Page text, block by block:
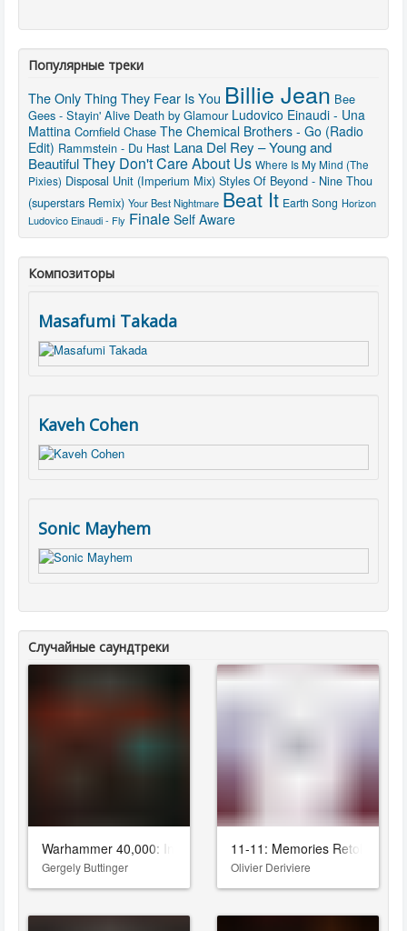
Популярные треки
The Only Thing They Fear Is You Billie Jean Bee
Gees - Stayin' Alive Death by Glamour Ludovico Einaudi - Una
Mattina Cornfield Chase The Chemical Brothers - Go (Radio
Edit) Rammstein - Du Hast Lana Del Rey – Young and
BeautifulThey Don't Care About Us Where Is My Mind (The
Pixies) Disposal Unit (Imperium Mix) Styles Of Beyond - Nine Thou
(superstars Remix) Your Best Nightmare Beat It Earth Song Horizon
Ludovico Einaudi - Fly Finale Self Aware
Композиторы
Masafumi Takada
Kaveh Cohen
Sonic Mayhem
Случайные саундтреки
Warhammer 40,000: Inquisitor - Prophecy
Gergely Buttinger
11-11: Memories Retold
Olivier Deriviere